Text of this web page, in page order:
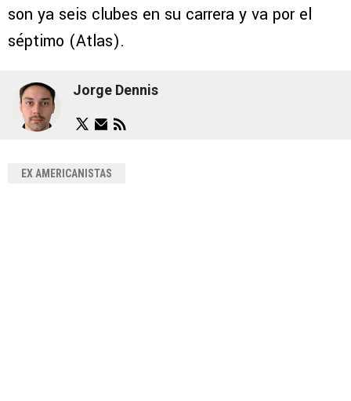
son ya seis clubes en su carrera y va por el
séptimo (Atlas).
Jorge Dennis
EX AMERICANISTAS